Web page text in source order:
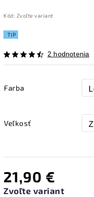
Kód: Zvoľte variant
TIP
2 hodnotenia
Farba
Veľkosť
21,90 €
Zvoľte variant